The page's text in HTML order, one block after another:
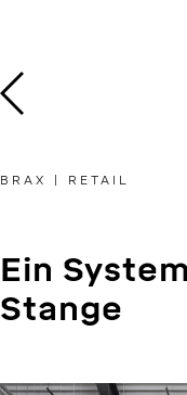
content
BRAX | RETAIL
Ein
Stange